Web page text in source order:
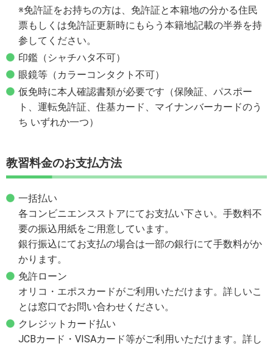
※免許証をお持ちの方は、免許証と本籍地の分かる住民
票もしくは免許証更新時にもらう本籍地記載の半券を持
参してください。
印鑑（シャチハタ不可）
眼鏡等（カラーコンタクト不可）
仮免時に本人確認書類が必要です（保険証、パスポー
ト、運転免許証、住基カード、マイナンバーカードのう
ち いずれか一つ）
教習料金のお支払方法
一括払い
各コンビニエンスストアにてお支払い下さい。手数料不
要の振込用紙をご用意しています。
銀行振込にてお支払の場合は一部の銀行にて手数料がか
かります。
免許ローン
オリコ・エポスカードがご利用いただけます。詳しいこ
とは窓口でお問い合わせください。
クレジットカード払い
JCBカード・VISAカード等がご利用いただけます。詳し